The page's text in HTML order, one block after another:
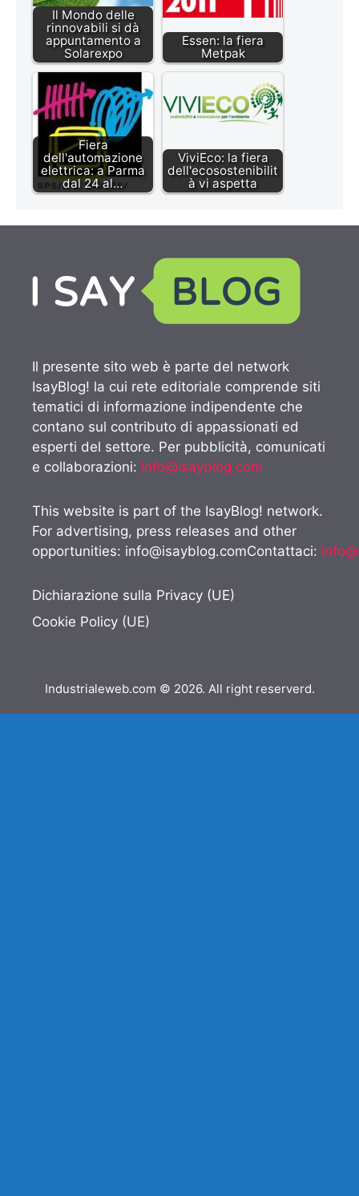
Il Mondo delle
rinnovabili si dà
appuntamento a
Solarexpo
Essen: la fiera
Metpak
Fiera
dell'automazione
elettrica: a Parma
dal 24 al…
ViviEco: la fiera
dell'ecosostenibilit
à vi aspetta
Il presente sito web è parte del network
IsayBlog! la cui rete editoriale comprende siti
tematici di informazione indipendente che
contano sul contributo di appassionati ed
esperti del settore. Per pubblicità, comunicati
e collaborazioni: info@isayblog.com
This website is part of the IsayBlog! network.
For advertising, press releases and other
opportunities: info@isayblog.comContattaci:
Dichiarazione sulla Privacy (UE)
Cookie Policy (UE)
Industrialeweb.com © 2026. All right reserverd.